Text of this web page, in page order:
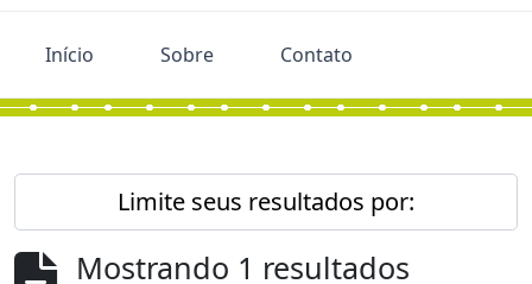
Início Sobre Contato
Limite seus resultados por:
Mostrando 1 resultados